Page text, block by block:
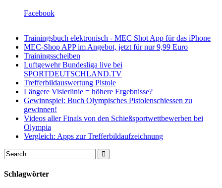
Facebook
Trainingsbuch elektronisch - MEC Shot App für das iPhone
MEC-Shop APP im Angebot, jetzt für nur 9,99 Euro
Trainingsscheiben
Luftgewehr Bundesliga live bei
SPORTDEUTSCHLAND.TV
Trefferbildauswertung Pistole
Längere Visierlinie = höhere Ergebnisse?
Gewinnspiel: Buch Olympisches Pistolenschiessen zu
gewinnen!
Videos aller Finals von den Schießsportwettbewerben bei
Olympia
Vergleich: Apps zur Trefferbildaufzeichnung
Schlagwörter